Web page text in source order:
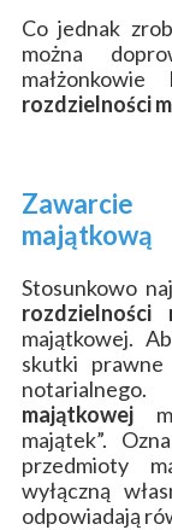
Co jednak
można
rozdzielności
majątkową
Stosunkowo
rozdzielności
majątkowej.
skutki
majątkowej
majątek”.
przedmioty
wyłączną
odpowiadają